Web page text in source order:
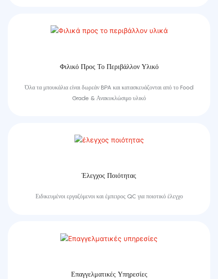
Φιλικό Προς Το Περιβάλλον Υλικό
Όλα τα μπουκάλια είναι δωρεάν BPA και κατασκευάζονται από το Food
Grade & Ανακυκλώσιμο υλικό
Έλεγχος Ποιότητας
Ειδικευμένοι εργαζόμενοι και έμπειρος QC για ποιοτικό έλεγχο
Επαγγελματικές Υπηρεσίες